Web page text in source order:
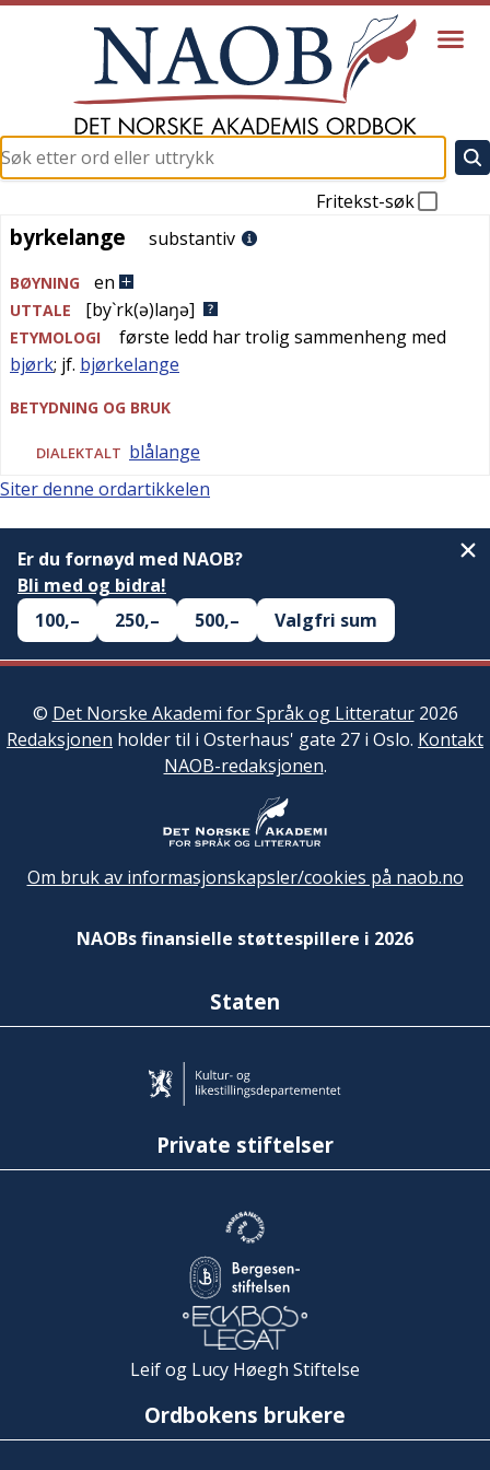
Fritekst-søk
byrkelange
byrkelange substantiv
BØYNING en
UTTALE [by`rk(ə)laŋə]
ETYMOLOGI
første ledd har trolig sammenheng med
bjørk; jf. bjørkelange
BETYDNING OG BRUK
DIALEKTALT blålange
Siter denne ordartikkelen
Er du fornøyd med NAOB?
Bli med og bidra!
100,–
250,– 500,– Valgfri sum
© Det Norske Akademi for Språk og Litteratur2026
Redaksjonen holder til i Osterhaus' gate 27 i Oslo. Kontakt
NAOB-redaksjonen.
Om bruk av informasjonskapsler/cookies på naob.no
NAOBs finansielle støttespillere i 2026
Staten
Private stiftelser
Leif og Lucy Høegh Stiftelse
Ordbokens brukere